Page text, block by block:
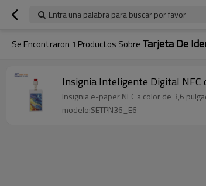
Entra una palabra para buscar por favor
Se Encontraron 1 Productos Sobre Tarjeta De
Insignia Inteligente Digital NFC
Insignia e-paper NFC a color de 3,6
modelo:SETPN36_E6